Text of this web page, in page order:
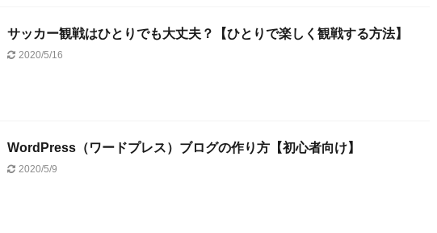
サッカー観戦はひとりでも大丈夫？【ひとりで楽しく観戦する方法】
2020/5/16
WordPress（ワードプレス）ブログの作り方【初心者向け】
2020/5/9